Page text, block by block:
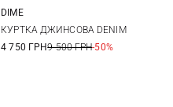
XS S M
DIME
КУРТКА ДЖИНСОВА DENIM
4 750 ГРН9 500 ГРН-50%